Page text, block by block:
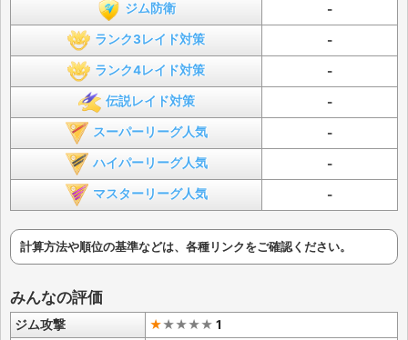
ジム防衛 -
ランク3レイド対策 -
ランク4レイド対策 -
伝説レイド対策 -
スーパーリーグ人気 -
ハイパーリーグ人気 -
マスターリーグ人気 -
計算方法や順位の基準などは、各種リンクをご確認ください。
みんなの評価
ジム攻撃 ★★★★★ 1